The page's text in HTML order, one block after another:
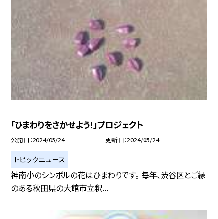
「ひまわりをさかせよう！」プロジェクト
公開日 2024/05/24 更新日 2024/05/24
トピックニュース
神南小のシンボルの花はひまわりです。 毎年、渋谷区とご縁
のある秋田県の大館市立釈...